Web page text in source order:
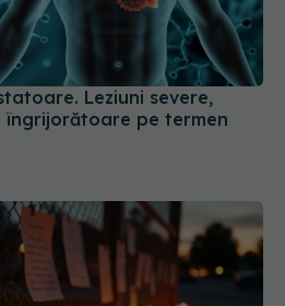
Leziuni severe,
îngrijorătoare pe termen